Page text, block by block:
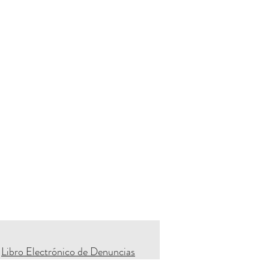
Libro Electrónico de Denuncias